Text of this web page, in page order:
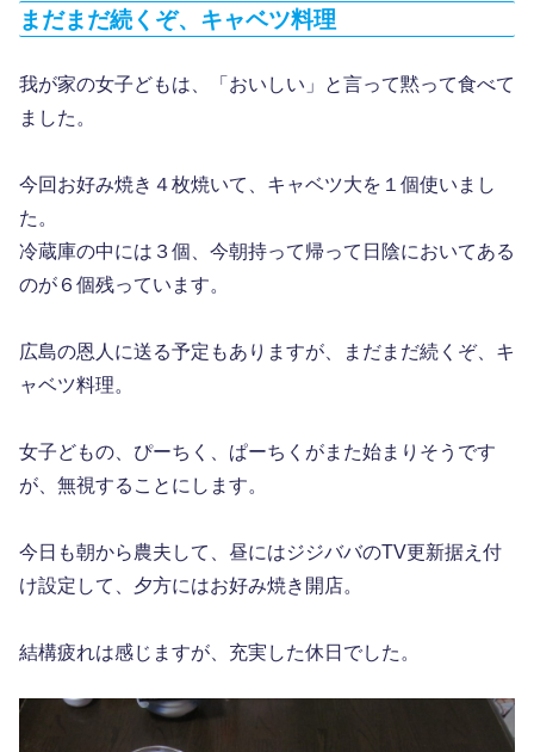
まだまだ続くぞ、キャベツ料理
我が家の女子どもは、「おいしい」と言って黙って食べて
ました。
今回お好み焼き４枚焼いて、キャベツ大を１個使いまし
た。
冷蔵庫の中には３個、今朝持って帰って日陰においてある
のが６個残っています。
広島の恩人に送る予定もありますが、まだまだ続くぞ、キ
ャベツ料理。
女子どもの、ぴーちく、ぱーちくがまた始まりそうです
が、無視することにします。
今日も朝から農夫して、昼にはジジババのTV更新据え付
け設定して、夕方にはお好み焼き開店。
結構疲れは感じますが、充実した休日でした。